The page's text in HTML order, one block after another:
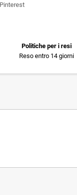
Pinterest
Politiche per i resi
Reso entro 14 giorni